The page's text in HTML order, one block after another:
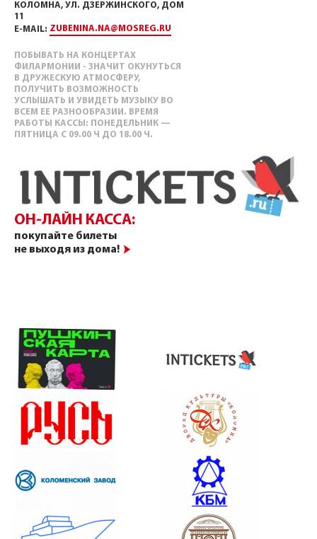
КОЛОМНА, УЛ. ДЗЕРЖИНСКОГО, ДОМ
11
E-MAIL: ZUBENINA.NA@MOSREG.RU
ПОБЫВАТЬ НА КОНЦЕРТАХ
ФИЛАРМОНИИ - ЗНАЧИТ ОКУНУТЬСЯ
В ДРУЖЕСКУЮ АТМОСФЕРУ,
ПОЛУЧИТЬ ВОЗМОЖНОСТЬ
УСЛЫШАТЬ И УВИДЕТЬ МУЗЫКУ ВО
ВСЕМ ЕЕ РАЗНООБРАЗИИ. ВРЕМЯ
РАБОТЫ КАССЫ: ПОНЕДЕЛЬНИК —
ПЯТНИЦА С 09.00 Ч ДО 18.00 Ч.
ОН-ЛАЙН КАССА:
покупайте билеты
не выходя из дома!